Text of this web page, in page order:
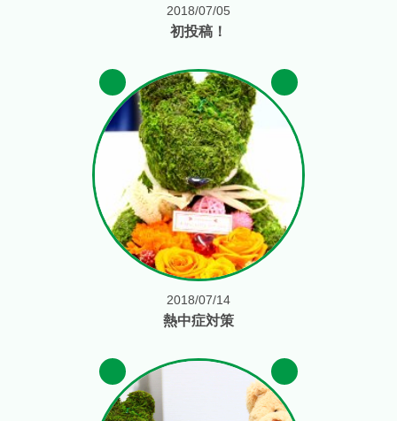
2018/07/05
初投稿！
2018/07/14
熱中症対策